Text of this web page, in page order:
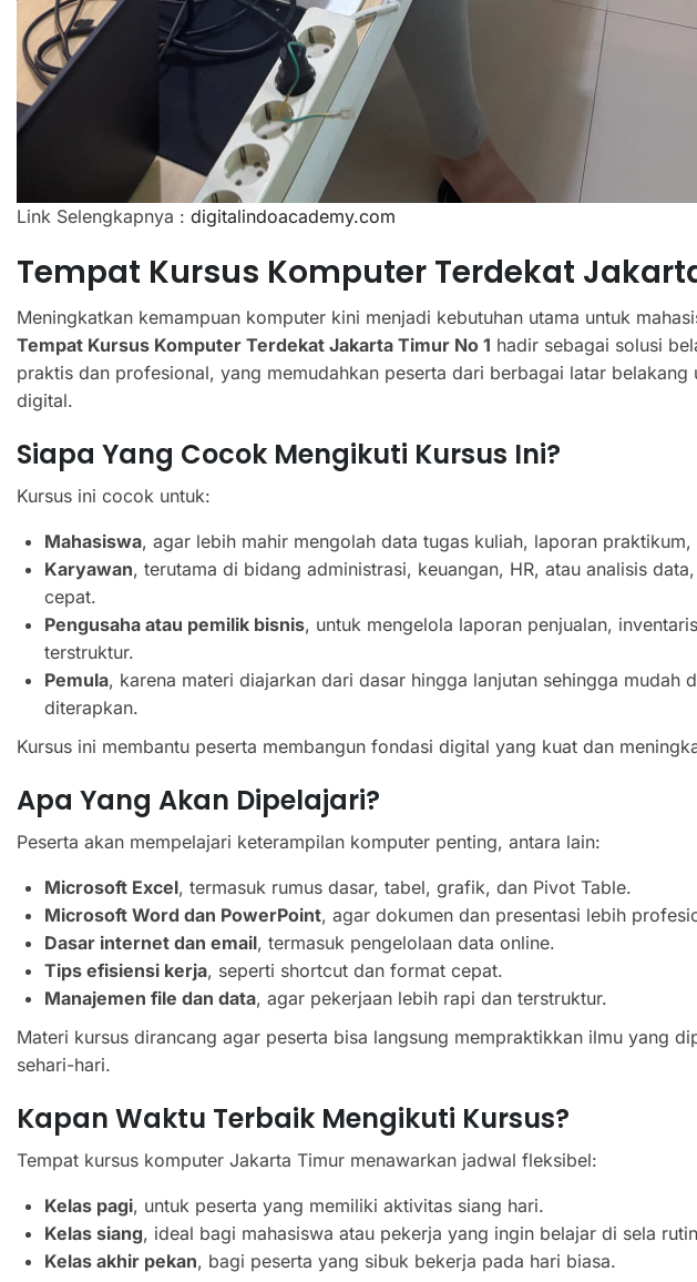
Link Selengkapnya : digitalindoacademy.com
Tempat Kursus Komputer Terdekat
Meningkatkan kemampuan komputer kini menjadi kebutuhan utama untuk
Tempat Kursus Komputer Terdekat Jakarta Timur No 1 hadir sebagai solusi
praktis dan profesional, yang memudahkan peserta dari berbagai latar belakang
digital.
Siapa Yang Cocok Mengikuti Kursus Ini?
Kursus ini cocok untuk:
Mahasiswa, agar lebih mahir mengolah data tugas kuliah, laporan praktikum,
Karyawan, terutama di bidang administrasi, keuangan, HR, atau analisis
cepat.
Pengusaha atau pemilik bisnis, untuk mengelola laporan penjualan,
terstruktur.
Pemula, karena materi diajarkan dari dasar hingga lanjutan sehingga mudah
diterapkan.
Kursus ini membantu peserta membangun fondasi digital yang kuat dan
Apa Yang Akan Dipelajari?
Peserta akan mempelajari keterampilan komputer penting, antara lain:
Microsoft Excel, termasuk rumus dasar, tabel, grafik, dan Pivot Table.
Microsoft Word dan PowerPoint, agar dokumen dan presentasi lebih
Dasar internet dan email, termasuk pengelolaan data online.
Tips efisiensi kerja, seperti shortcut dan format cepat.
Manajemen file dan data, agar pekerjaan lebih rapi dan terstruktur.
Materi kursus dirancang agar peserta bisa langsung mempraktikkan ilmu yang
sehari-hari.
Kapan Waktu Terbaik Mengikuti Kursus?
Tempat kursus komputer Jakarta Timur menawarkan jadwal fleksibel:
Kelas pagi, untuk peserta yang memiliki aktivitas siang hari.
Kelas siang, ideal bagi mahasiswa atau pekerja yang ingin belajar di sela
Kelas akhir pekan, bagi peserta yang sibuk bekerja pada hari biasa.